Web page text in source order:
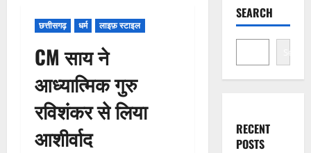
छत्तीसगढ़ धर्म लाइफ़ स्टाइल
CM साय ने
आध्यात्मिक गुरु
रविशंकर से लिया
आशीर्वाद
SEARCH
Search
RECENT
POSTS